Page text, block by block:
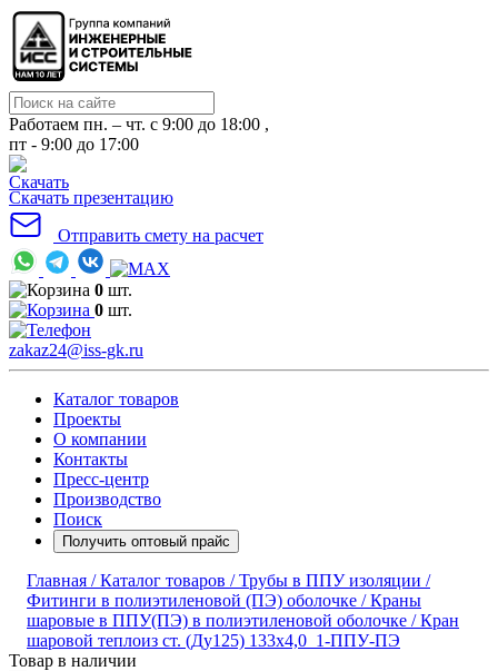
Работаем пн. – чт. с 9:00 до 18:00 ,
пт - 9:00 до 17:00
Скачать презентацию
Отправить смету на расчет
0 шт.
0 шт.
zakaz24@iss-gk.ru
Каталог товаров
Проекты
О компании
Контакты
Пресс-центр
Производство
Поиск
Получить оптовый прайс
Главная /Каталог товаров /Трубы в ППУ изоляции /
Фитинги в полиэтиленовой (ПЭ) оболочке /Краны
шаровые в ППУ(ПЭ) в полиэтиленовой оболочке /Кран
шаровой теплоиз ст. (Ду125) 133х4,0_1-ППУ-ПЭ
Товар в наличии